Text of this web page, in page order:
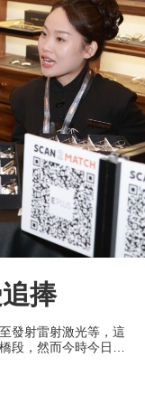
捧
發射雷射激光等，這
段，然而今時今日智